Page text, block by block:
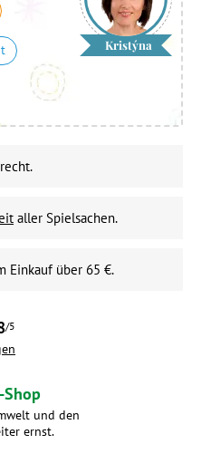
Kristýna
aller Spielsachen.
Einkauf über 65 €.
/5
Shop
und den
ernst.